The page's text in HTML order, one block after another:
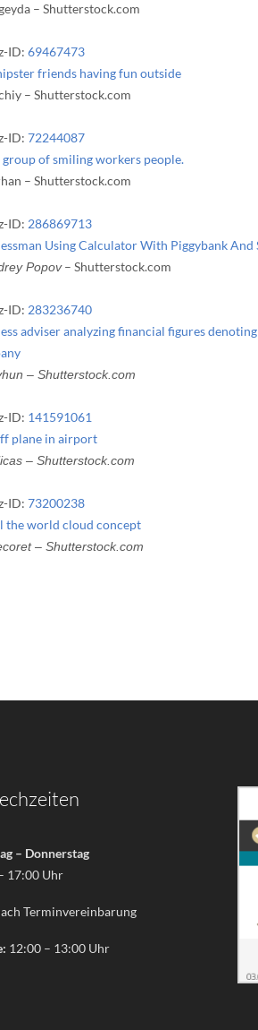
– Shutterstock.com
ID: 69467473
friends having fun outside
– Shutterstock.com
ID: 72244087
group of smiling workers people.
– Shutterstock.com
ID: 286869713
Using Calculator With Piggybank And
Popov– Shutterstock.com
ID: 283236740
adviser analyzing financial figures
– Shutterstock.com
ID: 141591061
plane in airport
– Shutterstock.com
ID: 73200238
the world cloud concept
– Shutterstock.com
– Donnerstag
17:00 Uhr
Terminvereinbarung
12:00 – 13:00 Uhr